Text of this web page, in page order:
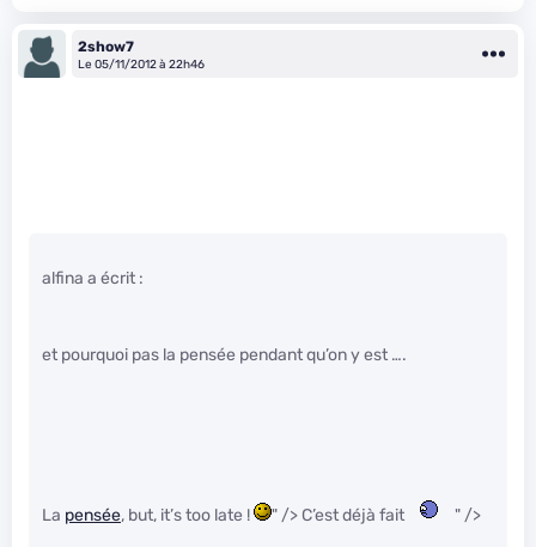
2show7
Le 05/11/2012 à 22h46
alfina a écrit :
et pourquoi pas la pensée pendant qu’on y est ….
La pensée, but, it’s too late ! " /> C’est déjà fait " />